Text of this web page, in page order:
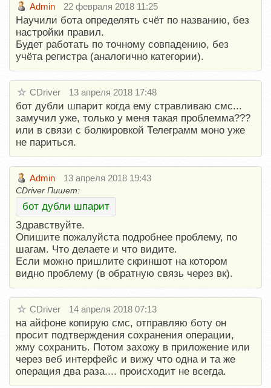
Admin 22 февраля 2018 11:25
Научили бота определять счёт по названию, без
настройки правил.
Будет работать по точному совпадению, без
учёта регистра (аналогично категории).
CDriver 13 апреля 2018 17:48
бот дубли шпарит когда ему стравливаю смс...
замучил уже, только у меня такая проблемма???
или в связи с болкировкой Телеграмм моно уже
не париться.
Admin 13 апреля 2018 19:43
CDriver Пишет:
бот дубли шпарит
Здравствуйте.
Опишите пожалуйста подробнее проблему, по
шагам. Что делаете и что видите.
Если можно пришлите скриншот на котором
видно проблему (в обратную связь через вк).
CDriver 14 апреля 2018 07:13
на айфоне копирую смс, отправляю боту он
просит подтверждения сохранения операции,
жму сохранить. Потом захожу в приложение или
через веб интерфейс и вижу что одна и та же
операция два раза.... происходит не всегда.